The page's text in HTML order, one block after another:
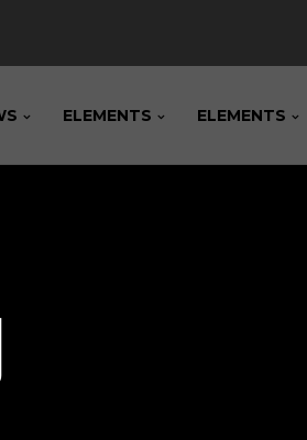
ELEMENTS ELEMENTS